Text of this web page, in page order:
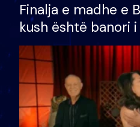
Finalja e madhe e
kush është banori
shtëpinë dhe
të fituar çmimin e